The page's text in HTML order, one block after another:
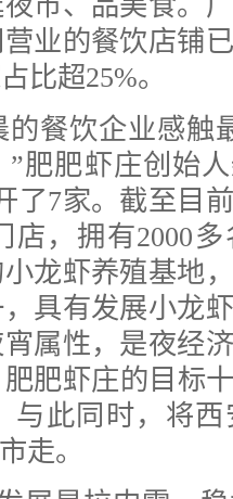
业的餐饮店铺
比超25%。
饮企业感触
肥肥虾庄创始
了7家。截至目
店，拥有2000
龙虾养殖基地
具有发展小龙
属性，是夜经
肥虾庄的目标
与此同时，将
走。